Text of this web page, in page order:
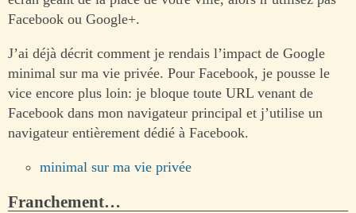
Facebook ou Google+.
J’ai déjà décrit comment je rendais l’impact de Google
minimal sur ma vie privée. Pour Facebook, je pousse le
vice encore plus loin: je bloque toute URL venant de
Facebook dans mon navigateur principal et j’utilise un
navigateur entièrement dédié à Facebook.
minimal sur ma vie privée
Franchement…